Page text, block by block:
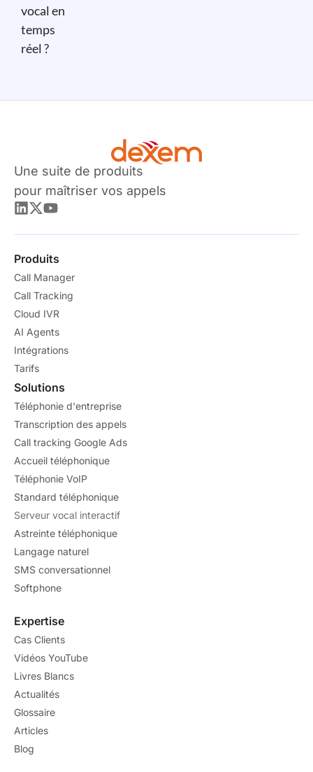
vocal en
temps
réel ?
Une suite de produits
pour maîtriser vos appels
Produits
Call Manager
Call Tracking
Cloud IVR
AI Agents
Intégrations
Tarifs
Solutions
Téléphonie d'entreprise
Transcription des appels
Call tracking Google Ads
Accueil téléphonique
Téléphonie VoIP
Standard téléphonique
Serveur vocal interactif
Astreinte téléphonique
Langage naturel
SMS conversationnel
Softphone
Expertise
Cas Clients
Vidéos YouTube
Livres Blancs
Actualités
Glossaire
Articles
Blog